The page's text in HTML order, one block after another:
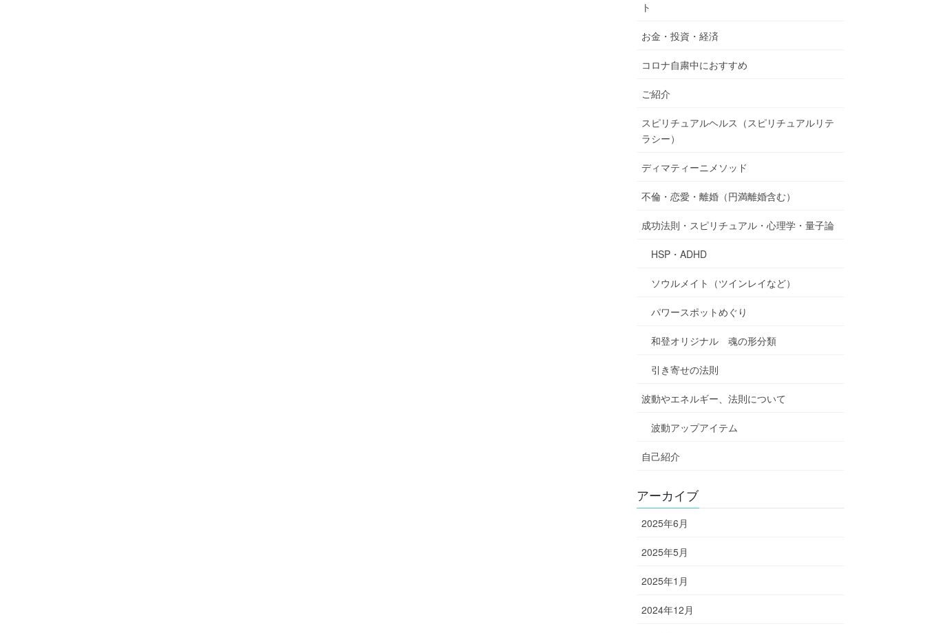
ト
お金・投資・経済
コロナ自粛中におすすめ
ご紹介
スピリチュアルヘルス（スピリチュアルリテ
ラシー）
ディマティーニメソッド
不倫・恋愛・離婚（円満離婚含む）
成功法則・スピリチュアル・心理学・量子論
HSP・ADHD
ソウルメイト（ツインレイなど）
パワースポットめぐり
和登オリジナル 魂の形分類
引き寄せの法則
波動やエネルギー、法則について
波動アップアイテム
自己紹介
アーカイブ
2025年6月
2025年5月
2025年1月
2024年12月